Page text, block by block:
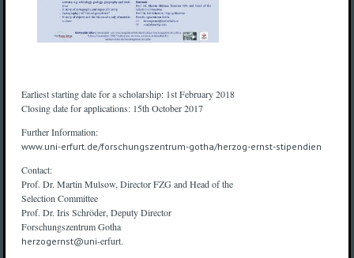
Earliest starting date for a scholarship: 1st February 2018
Closing date for applications: 15th October 2017
Further Information:
www.uni-erfurt.de/forschungszentrum-gotha/herzog-ernst-stipendien
Contact:
Prof. Dr. Martin Mulsow, Director FZG and Head of the
Selection Committee
Prof. Dr. Iris Schröder, Deputy Director
Forschungszentrum Gotha
herzogernst@uni-erfurt.